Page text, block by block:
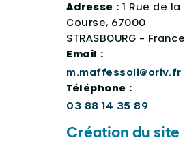
Adresse :1 Rue de la
Course, 67000
STRASBOURG – France
Email :
m.maffessoli@oriv.fr
Téléphone :
03 88 14 35 89
Création du site